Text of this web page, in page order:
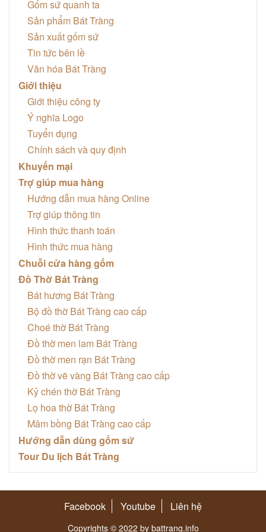
Gốm sứ quanh ta
Sản phẩm Bát Tràng
Sản xuất gốm sứ
Tin tức bên lề
Văn hóa Bát Tràng
Giới thiệu
Giới thiệu công ty
Ý nghĩa Logo
Tuyển dụng
Chính sách và quy định
Khuyến mại
Trợ giúp mua hàng
Hướng dẫn mua hàng Online
Trợ giúp thông tin
Hình thức thanh toán
Hình thức mua hàng
Chuỗi cửa hàng gốm
Đồ Thờ Bát Tràng
Bát hương Bát Tràng
Bộ đồ thờ Bát Tràng cao cấp
Choé thờ Bát Tràng
Đồ thờ men lam Bát Tràng
Đồ thờ men rạn Bát Tràng
Đồ thờ vẽ vàng Bát Tràng cao cấp
Kỷ chén thờ Bát Tràng
Lọ hoa thờ Bát Tràng
Mâm bồng Bát Tràng cao cấp
Hướng dẫn dùng gốm sứ
Tour Du lịch Bát Tràng
Facebook Youtube Liên hệ
Copyrights © 2022 by battrang.info